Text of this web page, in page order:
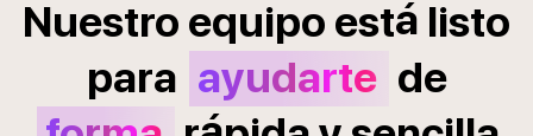
Nuestro equipo está listo
para ayudarte de